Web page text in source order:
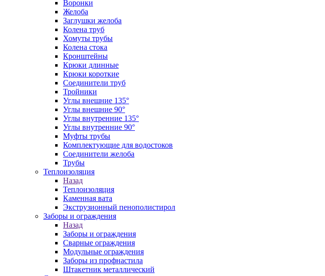
Воронки
Желоба
Заглушки желоба
Колена труб
Хомуты трубы
Колена стока
Кронштейны
Крюки длинные
Крюки короткие
Соединители труб
Тройники
Углы внешние 135°
Углы внешние 90°
Углы внутренние 135°
Углы внутренние 90°
Муфты трубы
Комплектующие для водостоков
Соединители желоба
Трубы
Теплоизоляция
Назад
Теплоизоляция
Каменная вата
Экструзионный пенополистирол
Заборы и ограждения
Назад
Заборы и ограждения
Сварные ограждения
Модульные ограждения
Заборы из профнастила
Штакетник металлический